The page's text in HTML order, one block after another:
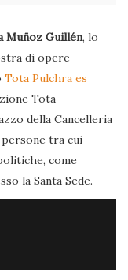
Muñoz Guillén, lo
di opere
Tota Pulchra es
Tota
della Cancelleria
persone tra cui
come
la Santa Sede.